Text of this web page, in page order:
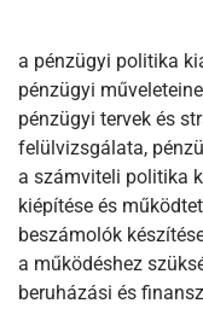
a pénzügyi politika
pénzügyi
pénzügyi tervek és
felülvizsgálata,
a számviteli politika
kiépítése és
beszámolók
a működéshez
beruházási és